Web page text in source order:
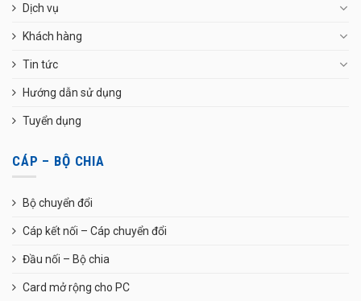
Dịch vụ
Khách hàng
Tin tức
Hướng dẫn sử dụng
Tuyển dụng
CÁP – BỘ CHIA
Bộ chuyển đổi
Cáp kết nối – Cáp chuyển đổi
Đầu nối – Bộ chia
Card mở rộng cho PC